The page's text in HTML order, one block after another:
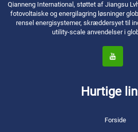
Qianneng International, støttet af Jiangsu
fotovoltaiske og energilagring løsninger
rensel energisystemer, skræddersyet til
utility-scale anvendelser i
Hurtige
Forside